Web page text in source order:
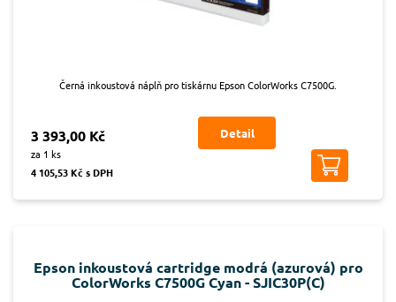
Černá inkoustová náplň pro tiskárnu Epson ColorWorks C7500G.
3 393,00 Kč
za 1 ks
4 105,53 Kč s DPH
Detail
Epson inkoustová cartridge modrá (azurová) pro
ColorWorks C7500G Cyan - SJIC30P(C)